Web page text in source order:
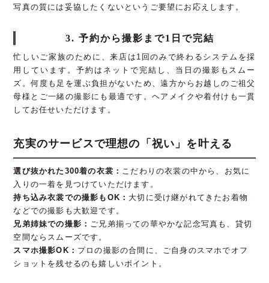
写真の質には妥協したくないというご要望にお応えします。
3. 予約から撮影まで1日で完結
忙しいご家族のために、来店は1回のみで終わるシステムを採
用しています。予約はネットで完結し、当日の撮影もスムー
ズ。何度も足を運ぶ負担がないため、遠方からお越しのご祖父
母様とご一緒の撮影にも最適です。ヘアメイクや着付けも一貫
してお任せいただけます。
充実のサービスで理想の「祝い」を叶える
選び抜かれた300着の衣裳： こだわりの衣裳の中から、お気に
入りの一着を見つけていただけます。
持ち込み衣裳での撮影もOK： 大切に受け継がれてきたお着物
などでの撮影も大歓迎です。
兄弟姉妹での撮影： ご兄弟揃っての華やかな記念写真も、貸切
空間ならスムーズです。
スマホ撮影OK： プロの撮影の合間に、ご自身のスマホでオフ
ショットを残せるのも嬉しいポイント。